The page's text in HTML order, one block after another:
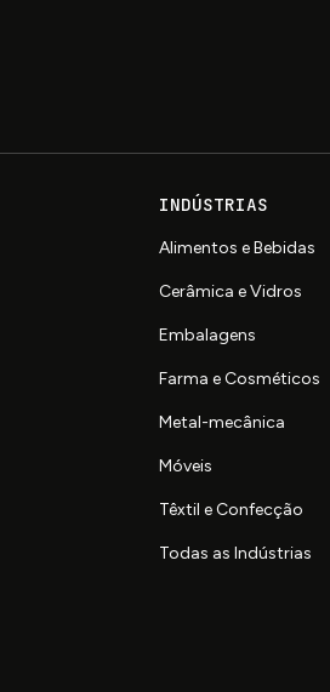
INDÚSTRIAS
Alimentos e Bebidas
Cerâmica e Vidros
Embalagens
Farma e Cosméticos
Metal-mecânica
Móveis
Têxtil e Confecção
Todas as Indústrias